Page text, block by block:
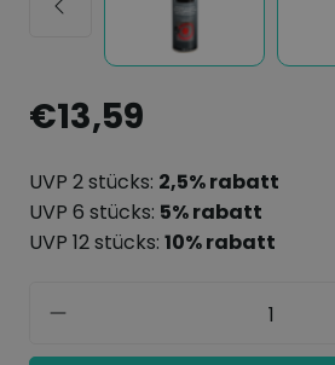
€13,59
UVP 2 stücks: 2,5% rabatt
UVP 6 stücks: 5% rabatt
UVP 12 stücks: 10% rabatt